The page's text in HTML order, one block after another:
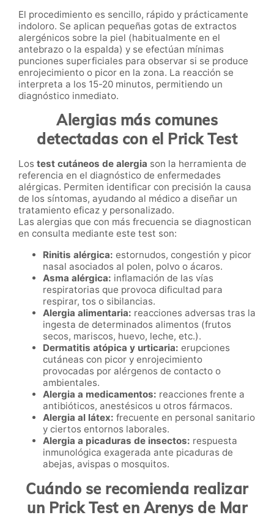
El procedimiento es sencillo, rápido y prácticamente
indoloro. Se aplican pequeñas gotas de extractos
alergénicos sobre la piel (habitualmente en el
antebrazo o la espalda) y se efectúan mínimas
punciones superficiales para observar si se produce
enrojecimiento o picor en la zona. La reacción se
interpreta a los 15-20 minutos, permitiendo un
diagnóstico inmediato.
Alergias más comunes
detectadas con el Prick Test
Los test cutáneos de alergia son la herramienta de
referencia en el diagnóstico de enfermedades
alérgicas. Permiten identificar con precisión la causa
de los síntomas, ayudando al médico a diseñar un
tratamiento eficaz y personalizado.
Las alergias que con más frecuencia se diagnostican
en consulta mediante este test son:
Rinitis alérgica: estornudos, congestión y picor
nasal asociados al polen, polvo o ácaros.
Asma alérgica: inflamación de las vías
respiratorias que provoca dificultad para
respirar, tos o sibilancias.
Alergia alimentaria: reacciones adversas tras la
ingesta de determinados alimentos (frutos
secos, mariscos, huevo, leche, etc.).
Dermatitis atópica y urticaria: erupciones
cutáneas con picor y enrojecimiento
provocadas por alérgenos de contacto o
ambientales.
Alergia a medicamentos: reacciones frente a
antibióticos, anestésicos u otros fármacos.
Alergia al látex: frecuente en personal sanitario
y ciertos entornos laborales.
Alergia a picaduras de insectos: respuesta
inmunológica exagerada ante picaduras de
abejas, avispas o mosquitos.
Cuándo se recomienda realizar
un Prick Test en Arenys de Mar